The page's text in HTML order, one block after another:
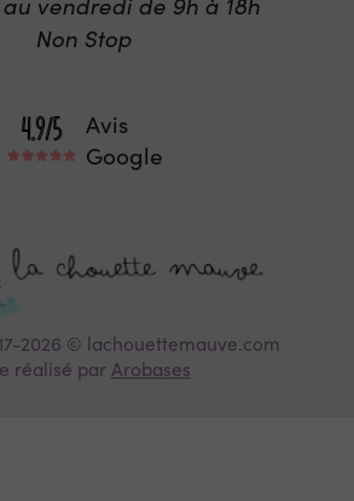
Non Stop
Avis
Google
2026 © lachouettemauve.com
réalisé par Arobases